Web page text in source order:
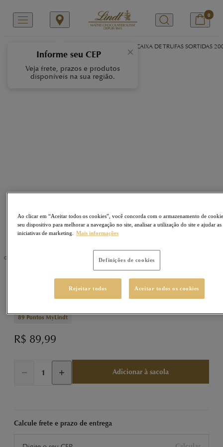
×
Informe seu CEP
Veja frete, prazos e produtos
disponíveis na sua região.
0
LINDOR CAIXA DE TRUFAS SORTIDAS
Sku430042
LINDOR Caixa de Trufas Sortidas 200g
89Pontos MyLindt
R$ 89,99
Adicionar à sacola
Calcule frete e prazo de entrega
Ao clicar em “Aceitar todos os cookies”, você concorda com o armazenamento de
seu dispositivo para melhorar a navegação no site, analisar a utilização do site e ajudar as
iniciativas de marketing. Mais informações
Definições de cookies
Rejeitar todos Aceitar todos os cookies